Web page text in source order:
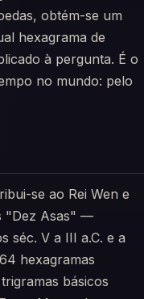
obtém-se um
hexagrama de
à pergunta. É o
no mundo: pelo
se ao Rei Wen e
"Dez Asas" —
séc. V a III a.C. e a
hexagramas
básicos